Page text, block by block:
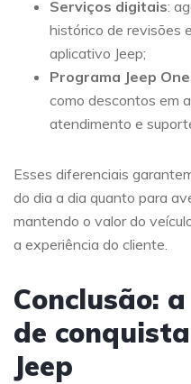
Serviços digitais:
histórico de revisões
aplicativo Jeep;
Programa Jeep
como descontos em
atendimento e
Esses diferenciais
do dia a dia quanto para
mantendo o valor do
a experiência do cliente.
Conclusão:
de
Jeep